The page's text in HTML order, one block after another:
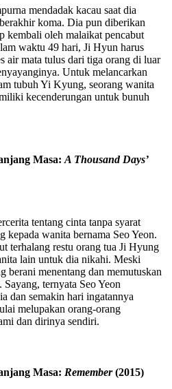
mendadak kacau saat dia
koma. Dia pun diberikan
kembali oleh malaikat pencabut
waktu 49 hari, Ji Hyun harus
air mata tulus dari tiga orang di luar
Untuk melancarkan
tubuh Yi Kyung, seorang wanita
kecenderungan untuk bunuh
Masa: A Thousand Days’
tentang cinta tanpa syarat
kepada wanita bernama Seo Yeon.
terhalang restu orang tua Ji Hyung
lain untuk dia nikahi. Meski
berani menentang dan memutuskan
ternyata Seo Yeon
dan semakin hari ingatannya
melupakan orang-orang
dan dirinya sendiri.
Masa: Remember(2015)